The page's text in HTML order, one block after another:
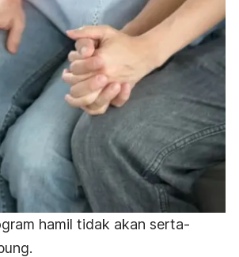
hamil tidak akan serta-